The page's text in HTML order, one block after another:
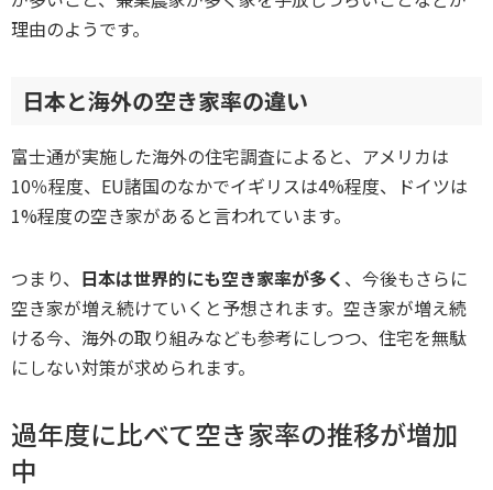
理由のようです。
日本と海外の空き家率の違い
富士通が実施した海外の住宅調査によると、アメリカは
10％程度、EU諸国のなかでイギリスは4%程度、ドイツは
1%程度の空き家があると言われています。
つまり、 日本は世界的にも空き家率が多く 、今後もさらに
空き家が増え続けていくと予想されます。空き家が増え続
ける今、海外の取り組みなども参考にしつつ、住宅を無駄
にしない対策が求められます。
過年度に比べて空き家率の推移が増加
中